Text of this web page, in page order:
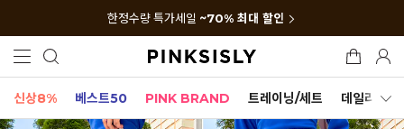
한정수량 특가세일 ~70% 최대 할인
신상8% 베스트50 PINK BRAND 트레이닝/세트 데일리세트